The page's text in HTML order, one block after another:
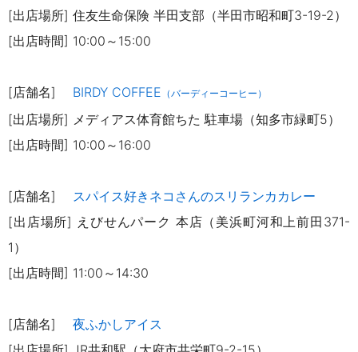
[出店場所] 住友生命保険 半田支部（半田市昭和町3-19-2）
[出店時間] 10:00～15:00
[店舗名] BIRDY COFFEE （バーディーコーヒー）
[出店場所] メディアス体育館ちた 駐車場（知多市緑町5）
[出店時間] 10:00～16:00
[店舗名] スパイス好きネコさんのスリランカカレー
[出店場所] えびせんパーク 本店（美浜町河和上前田371-
1）
[出店時間] 11:00～14:30
[店舗名] 夜ふかしアイス